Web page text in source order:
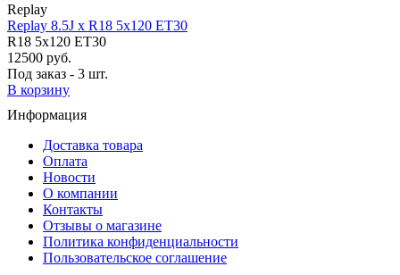
Replay
Replay 8.5J x R18 5x120 ET30
R18 5x120 ET30
12500 руб.
Под заказ - 3 шт.
В корзину
Информация
Доставка товара
Оплата
Новости
О компании
Контакты
Отзывы о магазине
Политика конфиденциальности
Пользовательское соглашение